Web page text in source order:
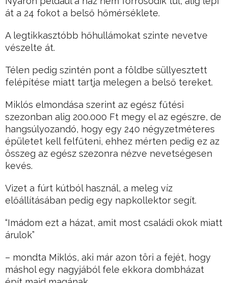
át a 24 fokot a belső hőmérséklete.
A legtikkasztóbb hőhullámokat szinte nevetve
vészelte át.
Télen pedig szintén pont a földbe süllyesztett
felépítése miatt tartja melegen a belső tereket.
Miklós elmondása szerint az egész fűtési
szezonban alig 200.000 Ft megy el az egészre, de
hangsúlyozandó, hogy egy 240 négyzetméteres
épületet kell felfűteni, ehhez mérten pedig ez az
összeg az egész szezonra nézve nevetségesen
kevés.
Vizet a fúrt kútból használ, a meleg víz
előállításában pedig egy napkollektor segít.
“Imádom ezt a házat, amit most családi okok miatt
árulok”
– mondta Miklós, aki már azon töri a fejét, hogy
máshol egy nagyjából fele ekkora dombházat